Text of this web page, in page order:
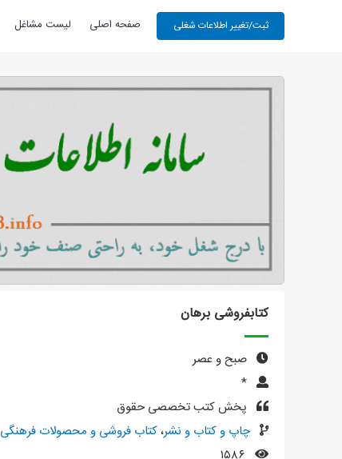
صفحه اصلی لیست مشاغل
کتابفروشی برهان
صبح و عصر
*
پخش کتب تخصصی حقوق
چاپ و کتاب و نشر،کتاب فروشی و محصولات فرهنگی